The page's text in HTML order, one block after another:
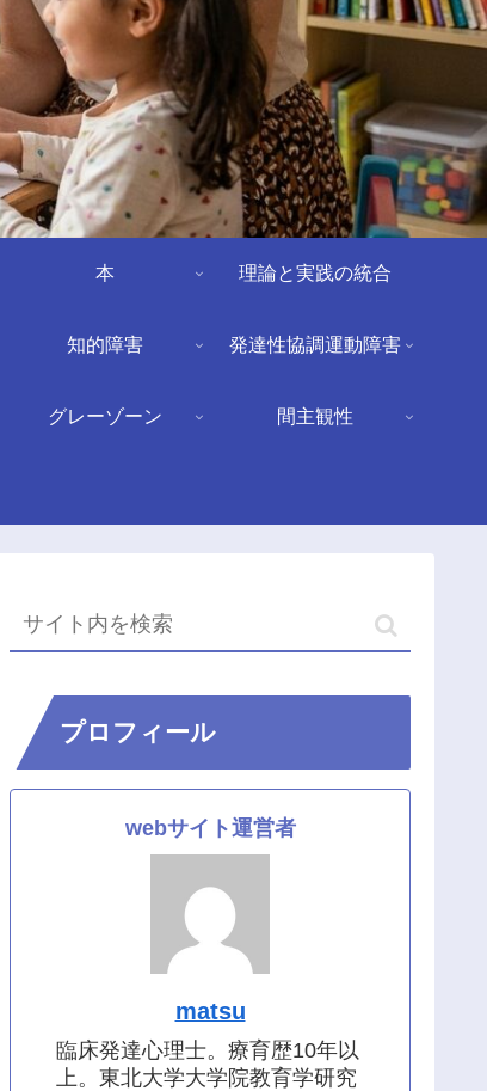
本 理論と実践の統合
知的障害 発達性協調運動障害
グレーゾーン 間主観性
プロフィール
webサイト運営者
matsu
臨床発達心理士。療育歴10年以
上。東北大学大学院教育学研究